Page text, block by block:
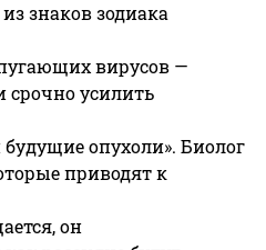
знаков зодиака
вирусов —
срочно усилить
опухоли». Биолог
приводят к
он